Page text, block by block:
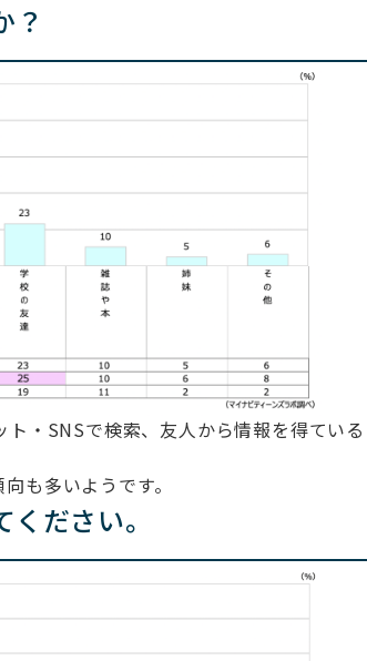
？
・SNSで検索、友人から情報を得てい
も多いようです。
ださい。